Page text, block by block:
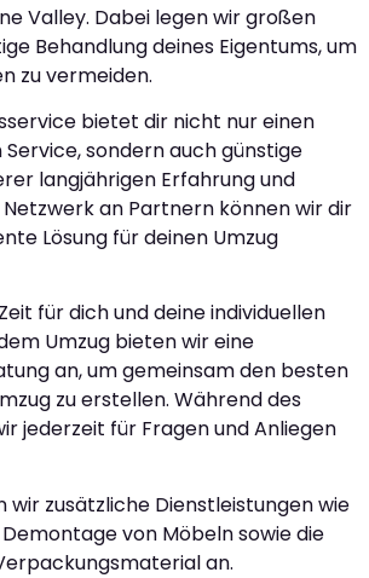
Valley. Dabei legen wir großen
Behandlung deines Eigentums, um
zu vermeiden.
bietet dir nicht nur einen
sondern auch günstige
langjährigen Erfahrung und
an Partnern können wir dir
Lösung für deinen Umzug
für dich und deine individuellen
Umzug bieten wir eine
an, um gemeinsam den besten
zu erstellen. Während des
jederzeit für Fragen und Anliegen
zusätzliche Dienstleistungen wie
von Möbeln sowie die
an.